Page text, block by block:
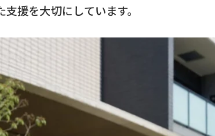
支援を大切にしています。